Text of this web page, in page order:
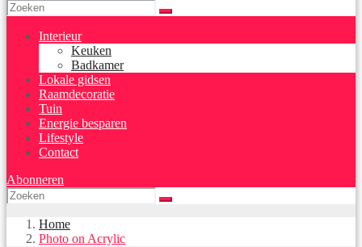
Interieur
Keuken
Badkamer
Lokale gidsen
Raamdecoratie
Tuin
Energie besparen
Lifestyle
Contact
Abonneren
Home
Photo on Acrylic